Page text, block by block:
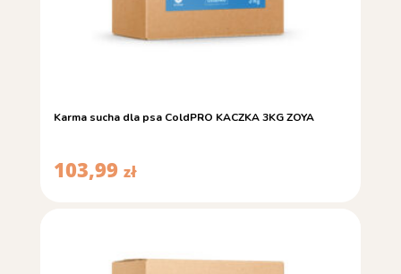
Karma sucha dla psa ColdPRO KACZKA 3KG ZOYA
103,99 zł